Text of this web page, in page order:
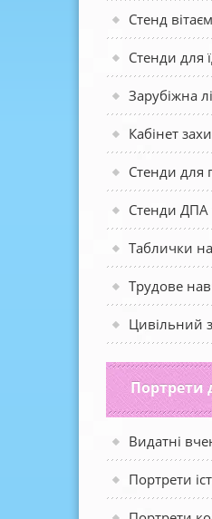
Стенд
Стенди для
Зарубіжна
Кабінет
Стенди для
Стенди ДПА
Таблички
Трудове
Цивільний
Портрети
Видатні
Портрети